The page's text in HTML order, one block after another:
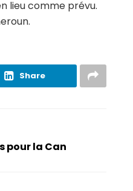
lieu comme prévu.
Share
pour la Can